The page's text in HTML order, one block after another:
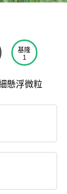
基隆
1
懸浮微粒